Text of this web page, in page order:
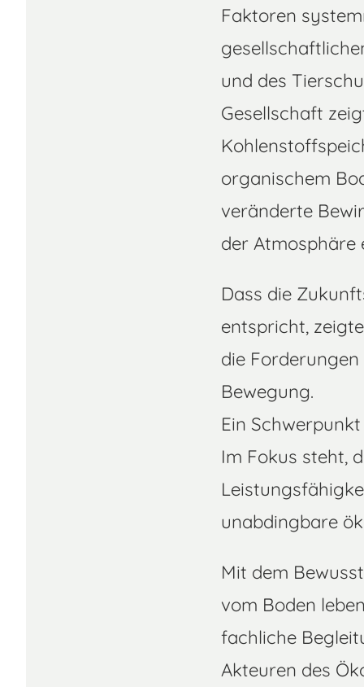
Faktoren
und des
Gesellschaft
organischem
veränderte
der Atmosphäre
Dass die
entspricht,
die
Bewegung.
Ein
Im Fokus steht,
unabdingbare
Mit dem
vom Boden
fachliche
Akteuren des